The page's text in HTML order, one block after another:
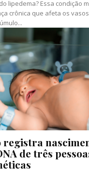
lipedema? Essa condição
crônica que afeta os
registra
de três